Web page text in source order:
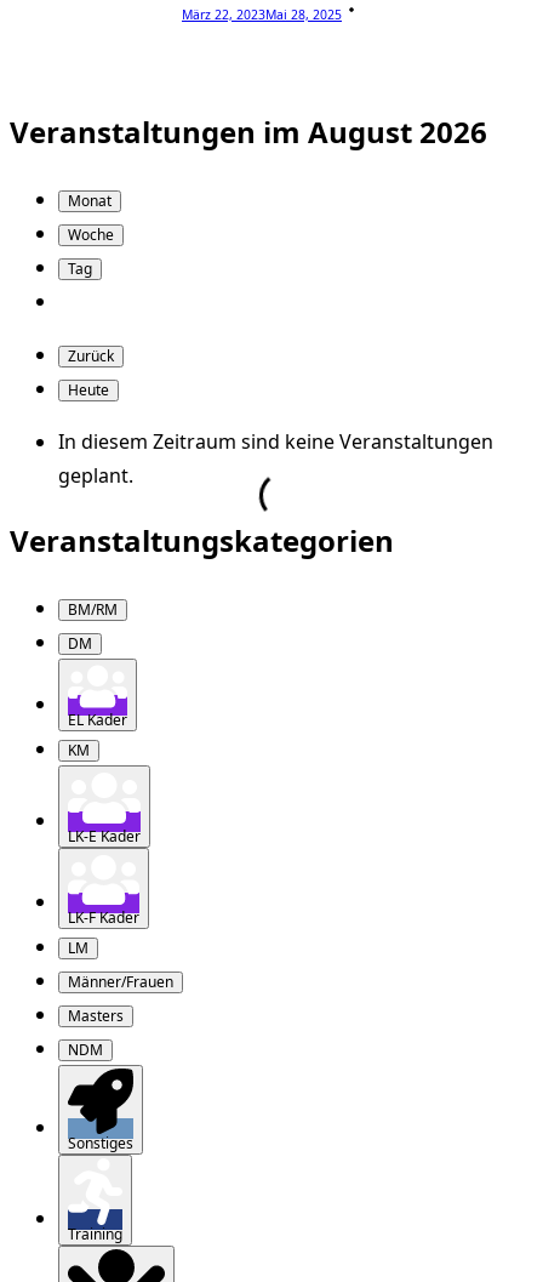
März 22, 2023Mai 28, 2025
Veranstaltungen im August 2026
Monat
Woche
Tag
Zurück
Heute
In diesem Zeitraum sind keine Veranstaltungen
geplant.
Veranstaltungskategorien
BM/RM
DM
EL Kader
KM
LK-E Kader
LK-F Kader
LM
Männer/Frauen
Masters
NDM
Sonstiges
Training